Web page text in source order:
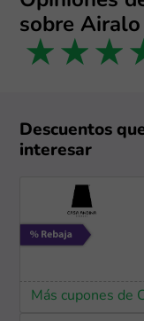
sobre Airalo
2
1 star
Descuentos
interesar
Más cupones de